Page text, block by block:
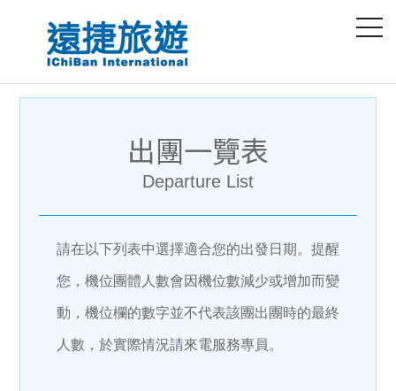
出團一覽表
Departure List
請在以下列表中選擇適合您的出發日期。提醒
您，機位團體人數會因機位數減少或增加而變
動，機位欄的數字並不代表該團出團時的最終
人數，於實際情況請來電服務專員。